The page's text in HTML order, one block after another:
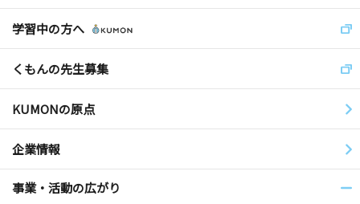
学習中の方へ
くもんの先生募集
KUMONの原点
企業情報
事業・活動の広がり